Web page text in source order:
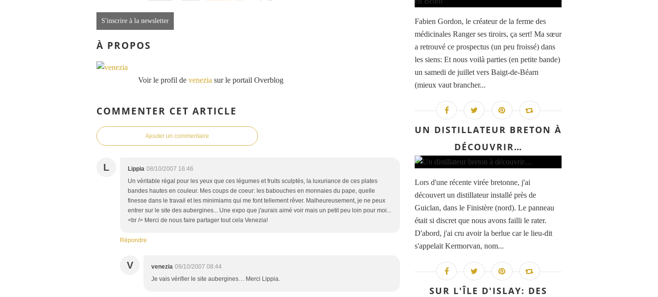
S'inscrire à la newsletter
À PROPOS
Voir le profil de venezia sur le portail Overblog
COMMENTER CET ARTICLE
Ajouter un commentaire
L Lippia 08/10/2007 16:46
Un véritable régal pour les yeux que ces légumes et fruits sculptés, la luxuriance de ces plates
bandes hautes en couleur. Mes coups de coeur: les babouches en monnaies du pape, quelle
finesse dans le travail et les minimiams qui me font tellement rêver. Malheureusement, je ne peux
entrer sur le site des aubergines... Une expo que j'aurais aimé voir mais un petit peu loin pour moi...
<br /> Merci de nous faire partager tout cela Venezia!
Répondre
V venezia 09/10/2007 08:44
Je vais vérifier le site aubergines… Merci Lippia.
Fabien Gordon, le créateur de la ferme des
médicinales Ranger ses tiroirs, ça sert! Ma sœur
a retrouvé ce prospectus (un peu froissé) dans
les siens: Et nous voilà parties (en petite bande)
un samedi de juillet vers Baigt-de-Béarn
(mieux vaut brancher...
UN DISTILLATEUR BRETON À
DÉCOUVRIR…
Lors d'une récente virée bretonne, j'ai
découvert un distillateur installé près de
Guiclan, dans le Finistère (nord). Le panneau
était si discret que nous avons failli le rater.
D'abord, j'ai cru avoir la berlue car le lieu-dit
s'appelait Kermorvan, nom...
SUR L'ÎLE D'ISLAY: DES